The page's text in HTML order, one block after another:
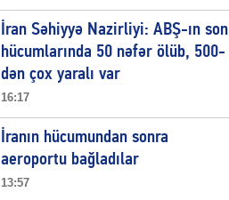
İran Səhiyyə Nazirliyi: ABŞ-ın son
hücumlarında 50 nəfər ölüb, 500-
dən çox yaralı var
16:17
İranın hücumundan sonra
aeroportu bağladılar
13:57